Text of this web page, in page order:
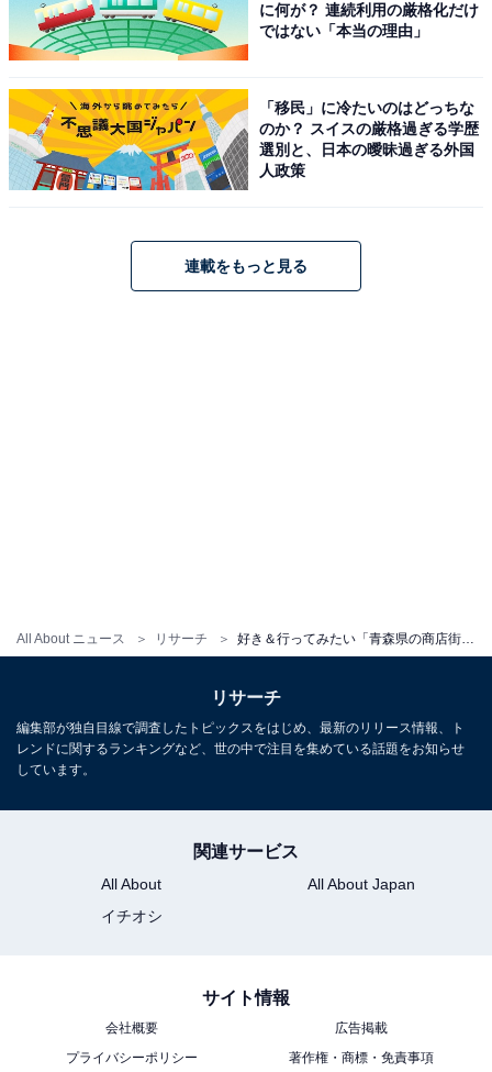
All About ニュース リサーチ
※回答者からのコメントは原文ママです
※記事内容は執筆時点のものです。最新の内容をご確認
あわせて読みたい
「高品質なお土産が一通り揃う」お土産が充
実している“北海道の道の駅”ランキング1位
9位までのランキング結果を見る
こちらもおすすめ
好き＆行ってみたい「岩手県の商店街・市場」
に何が？ 連続利用の厳格化だけ
ではない「本当の理由」
「移民」に冷たいのはどっちな
のか？ スイスの厳格過ぎる学歴
選別と、日本の曖昧過ぎる外国
人政策
連載をもっと見る
リサーチ
編集部が独自目線で調査したトピックスをはじめ、最新のリリース情報、ト
レンドに関するランキングなど、世の中で注目を集めている話題をお知らせ
しています。
関連サービス
All About
All About Japan
イチオシ
サイト情報
会社概要
広告掲載
プライバシーポリシー
著作権・商標・免責事項